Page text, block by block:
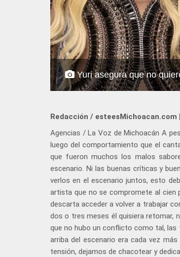
Yuri asegura que no
Redacción / esteesMichoacan.com
Agencias / La Voz de Michoacán A
luego del comportamiento que el
que fueron muchos los malos
escenario. Ni las buenas críticas y
verlos en el escenario juntos, esto
artista que no se compromete al cien
descarta acceder a volver a trabajar
dos o tres meses él quisiera retomar,
que no hubo un conflicto como tal,
arriba del escenario era cada vez
tensión, dejamos de chacotear y